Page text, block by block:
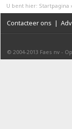
U bent hier: Startpagina
Contacteer ons |
© 2004-2013 Faes nv -